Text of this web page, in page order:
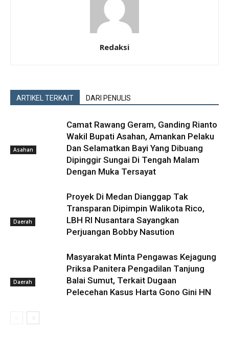
Redaksi
ARTIKEL TERKAIT DARI PENULIS
Asahan
Camat Rawang Geram, Ganding Rianto
Wakil Bupati Asahan, Amankan Pelaku
Dan Selamatkan Bayi Yang Dibuang
Dipinggir Sungai Di Tengah Malam
Dengan Muka Tersayat
Daerah
Proyek Di Medan Dianggap Tak
Transparan Dipimpin Walikota Rico,
LBH RI Nusantara Sayangkan
Perjuangan Bobby Nasution
Daerah
Masyarakat Minta Pengawas Kejagung
Priksa Panitera Pengadilan Tanjung
Balai Sumut, Terkait Dugaan
Pelecehan Kasus Harta Gono Gini HN